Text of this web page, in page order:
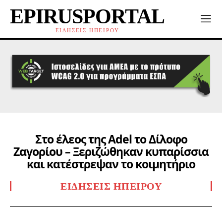
EPIRUSPORTAL
ΕΙΔΗΣΕΙΣ ΗΠΕΙΡΟΥ
Στο έλεος της Adel το Δίλοφο
Ζαγορίου – Ξεριζώθηκαν κυπαρίσσια
και κατέστρεψαν το κοιμητήριο
ΕΙΔΉΣΕΙΣ ΗΠΕΊΡΟΥ